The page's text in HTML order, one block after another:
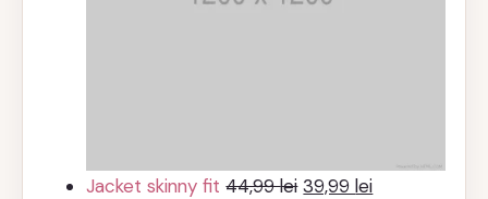
Jacket skinny fit 44,99lei Prețul
39,99leiPrețul